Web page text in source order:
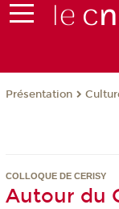
Présentation
COLLOQUE DE CERISY
Autour du